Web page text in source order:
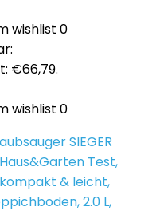
wishlist 0
€66,79.
wishlist 0